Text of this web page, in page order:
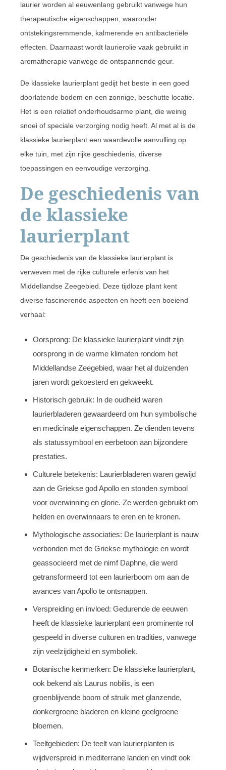
laurier worden al eeuwenlang gebruikt vanwege hun
therapeutische eigenschappen, waaronder
ontstekingsremmende, kalmerende en antibacteriële
effecten. Daarnaast wordt laurierolie vaak gebruikt in
aromatherapie vanwege de ontspannende geur.
De klassieke laurierplant gedijt het beste in een goed
doorlatende bodem en een zonnige, beschutte locatie.
Het is een relatief onderhoudsarme plant, die weinig
snoei of speciale verzorging nodig heeft. Al met al is de
klassieke laurierplant een waardevolle aanvulling op
elke tuin, met zijn rijke geschiedenis, diverse
toepassingen en eenvoudige verzorging.
De geschiedenis van
de klassieke
laurierplant
De geschiedenis van de klassieke laurierplant is
verweven met de rijke culturele erfenis van het
Middellandse Zeegebied. Deze tijdloze plant kent
diverse fascinerende aspecten en heeft een boeiend
verhaal:
Oorsprong: De klassieke laurierplant vindt zijn
oorsprong in de warme klimaten rondom het
Middellandse Zeegebied, waar het al duizenden
jaren wordt gekoesterd en gekweekt.
Historisch gebruik: In de oudheid waren
laurierbladeren gewaardeerd om hun symbolische
en medicinale eigenschappen. Ze dienden tevens
als statussymbool en eerbetoon aan bijzondere
prestaties.
Culturele betekenis: Laurierbladeren waren gewijd
aan de Griekse god Apollo en stonden symbool
voor overwinning en glorie. Ze werden gebruikt om
helden en overwinnaars te eren en te kronen.
Mythologische associaties: De laurierplant is nauw
verbonden met de Griekse mythologie en wordt
geassocieerd met de nimf Daphne, die werd
getransformeerd tot een laurierboom om aan de
avances van Apollo te ontsnappen.
Verspreiding en invloed: Gedurende de eeuwen
heeft de klassieke laurierplant een prominente rol
gespeeld in diverse culturen en tradities, vanwege
zijn veelzijdigheid en symboliek.
Botanische kenmerken: De klassieke laurierplant,
ook bekend als Laurus nobilis, is een
groenblijvende boom of struik met glanzende,
donkergroene bladeren en kleine geelgroene
bloemen.
Teeltgebieden: De teelt van laurierplanten is
wijdverspreid in mediterrane landen en vindt ook